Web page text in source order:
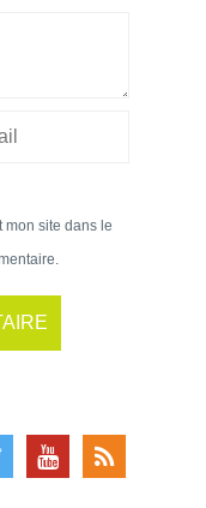
mon site dans le